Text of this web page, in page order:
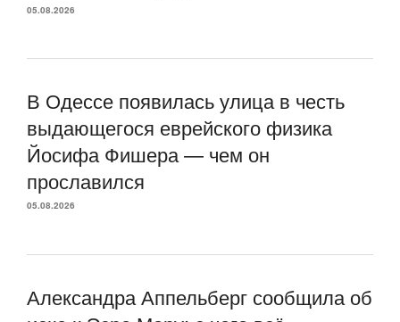
05.08.2026
В Одессе появилась улица в честь
выдающегося еврейского физика
Йосифа Фишера — чем он
прославился
05.08.2026
Александра Аппельберг сообщила об